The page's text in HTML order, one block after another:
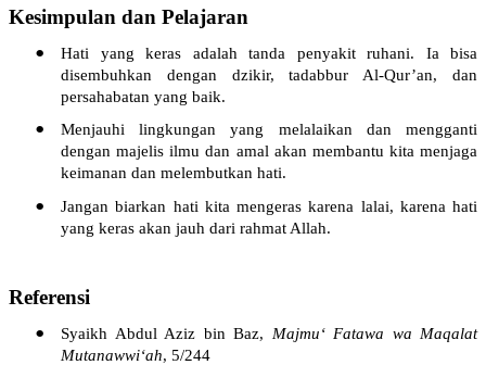
Kesimpulan dan Pelajaran
• Hati yang keras adalah tanda penyakit ruhani. Ia
bisa
disembuhkan
dengan dzikir,tadabbur Al-Qur’an, dan
persahabatan yang baik.
• Menjauhi lingkungan yang melalaikandanmengganti
dengan majelis ilmu dan amal akan membantu kita menjaga
keimanan dan melembutkan hati.
• Jangan biarkan hati kita mengeras karena lalai, karena hati
yang keras akan jauh dari rahmat Allah.
Referensi
• Syaikh Abdul Aziz bin Baz, Majmu‘ Fatawa wa Maqalat
Mutanawwi‘ah, 5/244